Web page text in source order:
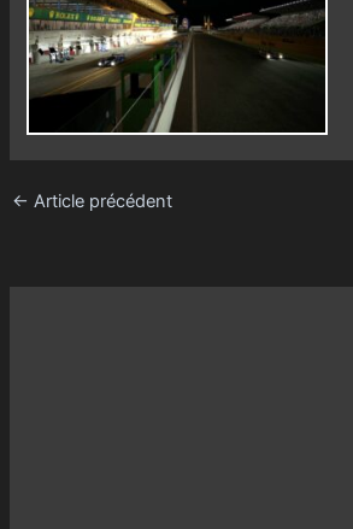
← Article précédent